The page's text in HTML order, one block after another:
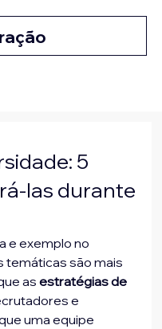
5
las durante
e exemplo no
temáticas são mais
as estratégias de
e
uma equipe